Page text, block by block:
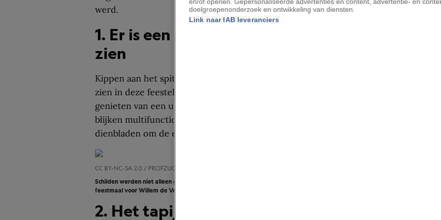
werd.
1. Er is een middeleeuws feestmaal te
zien
Kippen aan het spit, een stoofpot en een soort openluchtoven zijn te
zien in deze feestelijke scène.
genieten van een uitgebreide maaltijd. De schilden van de soldaten
blijken multifunctioneel: in de afbeelding worden ze gebruikt als
dienbladen om de etenswaren naar de tafel te vervoeren.
CC BY-NC-SA 2.0 / PROFZUCKER
Schilden werden niet alleen gebruikt tijdens gevechten: hier worden ze ingezet als dienbladen bij een
feestmaal voor Willem de Veroveraar en zijn troepen.
2. Het tapijt is geborduurde
doelgroepenonderzoek en ontwikkeling van diensten.
Link naar IAB leveranciers